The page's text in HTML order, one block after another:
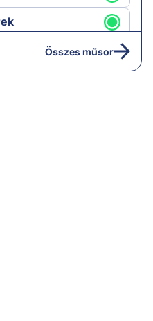
Összes műsor